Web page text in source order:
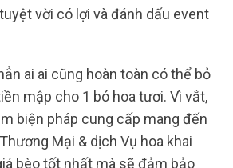
vời có lợi và đánh dấu event
ai ai cũng hoàn toàn có thể bỏ
mập cho 1 bó hoa tươi. Vì vắt,
biện pháp cung cấp mang đến
Mại & dịch Vụ hoa khai
bèo tốt nhất mà sẽ đảm bảo